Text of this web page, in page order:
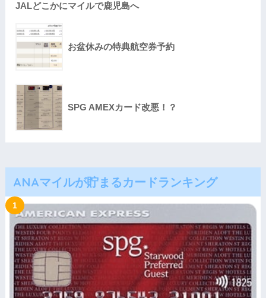
JALどこかにマイルで鹿児島へ
お盆休みの特典航空券予約
SPG AMEXカード改悪！？
ANAマイルが貯まるカードランキング